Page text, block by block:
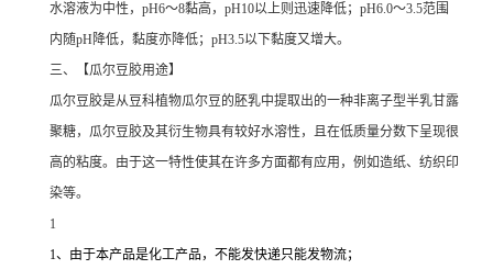
水溶液为中性，pH6～8黏高，pH10以上则迅速降低；pH6.0～3.5范围
内随pH降低，黏度亦降低；pH3.5以下黏度又增大。
三、【瓜尔豆胶用途】
瓜尔豆胶是从豆科植物瓜尔豆的胚乳中提取出的一种非离子型半乳甘露
聚糖，瓜尔豆胶及其衍生物具有较好水溶性，且在低质量分数下呈现很
高的粘度。由于这一特性使其在许多方面都有应用，例如造纸、纺织印
染等。
1
1、由于本产品是化工产品，不能发快递只能发物流；